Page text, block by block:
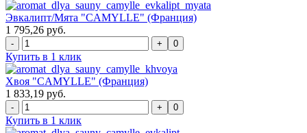
Эвкалипт/Мята "CAMYLLE" (Франция)
1 795,26 руб.
0
Купить в 1 клик
Хвоя "CAMYLLE" (Франция)
1 833,19 руб.
0
Купить в 1 клик